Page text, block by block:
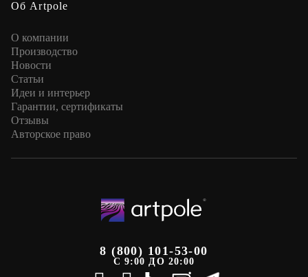
Об Artpole
О компании
Производство
Новости
Статьи
Идеи и интерьер
Гарантии, сертификаты
Отзывы
Авторское право
8 (800) 101-53-00
С 9:00 ДО 20:00